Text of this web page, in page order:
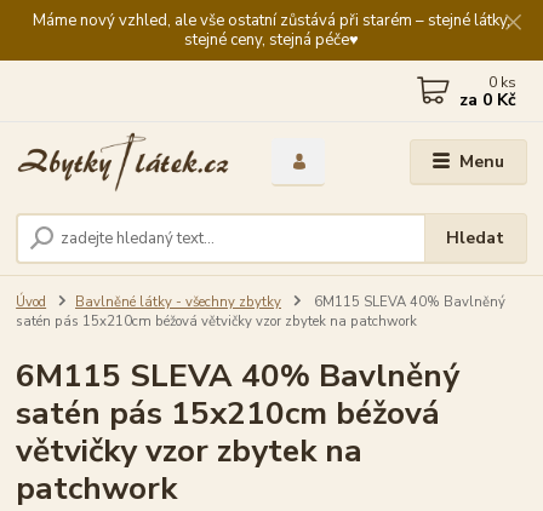
Máme nový vzhled, ale vše ostatní zůstává při starém – stejné látky,
stejné ceny, stejná péče♥️
Menu
Hledat
0 ks
za 0 Kč
Úvod Bavlněné látky - všechny zbytky
6M115 SLEVA 40% Bavlněný
satén pás 15x210cm béžová větvičky vzor zbytek na patchwork
6M115 SLEVA 40% Bavlněný
satén pás 15x210cm béžová
větvičky vzor zbytek na
patchwork